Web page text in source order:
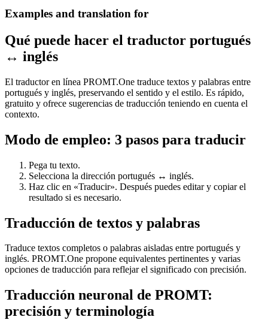
Examples and translation for
Qué puede hacer el traductor portugués
↔ inglés
El traductor en línea PROMT.One traduce textos y palabras entre
portugués y inglés, preservando el sentido y el estilo. Es rápido,
gratuito y ofrece sugerencias de traducción teniendo en cuenta el
contexto.
Modo de empleo: 3 pasos para traducir
Pega tu texto.
Selecciona la dirección portugués ↔ inglés.
Haz clic en «Traducir». Después puedes editar y copiar el
resultado si es necesario.
Traducción de textos y palabras
Traduce textos completos o palabras aisladas entre portugués y
inglés. PROMT.One propone equivalentes pertinentes y varias
opciones de traducción para reflejar el significado con precisión.
Traducción neuronal de PROMT:
precisión y terminología